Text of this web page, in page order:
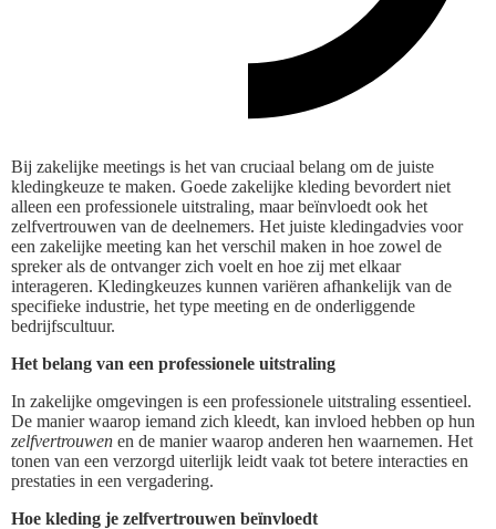
Bij zakelijke meetings is het van cruciaal belang om de juiste
kledingkeuze te maken. Goede zakelijke kleding bevordert niet
alleen een professionele uitstraling, maar beïnvloedt ook het
zelfvertrouwen van de deelnemers. Het juiste kledingadvies voor
een zakelijke meeting kan het verschil maken in hoe zowel de
spreker als de ontvanger zich voelt en hoe zij met elkaar
interageren. Kledingkeuzes kunnen variëren afhankelijk van de
specifieke industrie, het type meeting en de onderliggende
bedrijfscultuur.
Het belang van een professionele uitstraling
In zakelijke omgevingen is een professionele uitstraling essentieel.
De manier waarop iemand zich kleedt, kan invloed hebben op hun
zelfvertrouwen en de manier waarop anderen hen waarnemen. Het
tonen van een verzorgd uiterlijk leidt vaak tot betere interacties en
prestaties in een vergadering.
Hoe kleding je zelfvertrouwen beïnvloedt